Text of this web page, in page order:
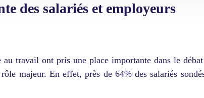
des salariés et employeurs
au travail ont pris une place importante dans le
majeur. En effet, près de 64% des salariés